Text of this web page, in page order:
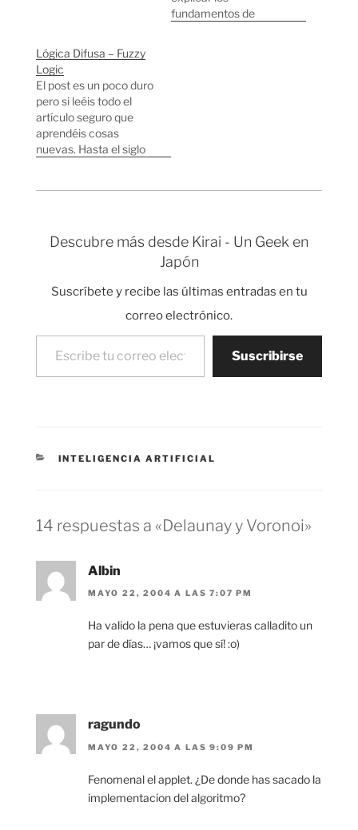
fundamentos de
usando una serie de
Lógica Difusa – Fuzzy
Logic
El post es un poco duro
pero si leéis todo el
artículo seguro que
aprendéis cosas
nuevas. Hasta el siglo
comenzaron a crear
valores de…
Descubre más desde Kirai - Un Geek en
Japón
Suscríbete y recibe las últimas entradas en tu
correo electrónico.
Escribe tu correo electrónico…
Suscribirse
CATEGORÍAS
INTELIGENCIA ARTIFICIAL
14 respuestas a «Delaunay y Voronoi»
Albin
MAYO 22, 2004 A LAS 7:07 PM
Ha valido la pena que estuvieras calladito un
par de días… ¡vamos que sí! :o)
ragundo
MAYO 22, 2004 A LAS 9:09 PM
Fenomenal el applet. ¿De donde has sacado la
implementacion del algoritmo?